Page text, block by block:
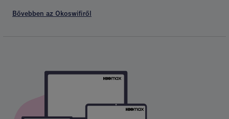
Bővebben az Okoswifiről